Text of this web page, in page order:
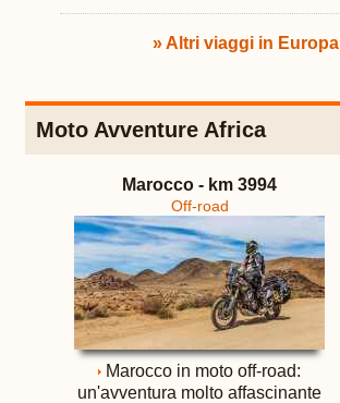
» Altri viaggi in Europa
Moto Avventure Africa
Marocco - km 3994
Off-road
Marocco in moto off-road:
un'avventura molto affascinante